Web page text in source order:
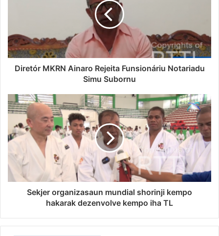
Diretór MKRN Ainaro Rejeita Funsionáriu Notariadu
Simu Subornu
Sekjer organizasaun mundial shorinji kempo
hakarak dezenvolve kempo iha TL